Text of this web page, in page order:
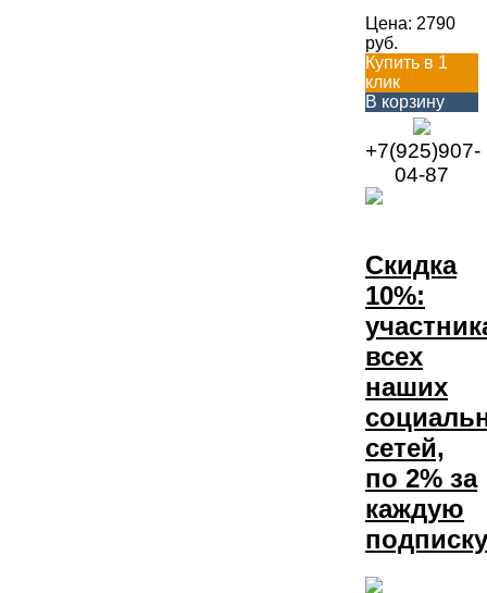
Цена: 2790
руб.
Купить в 1
клик
В корзину
+7(925)907-
04-87
Скидка
10%:
всех
наших
сетей,
по 2% за
каждую